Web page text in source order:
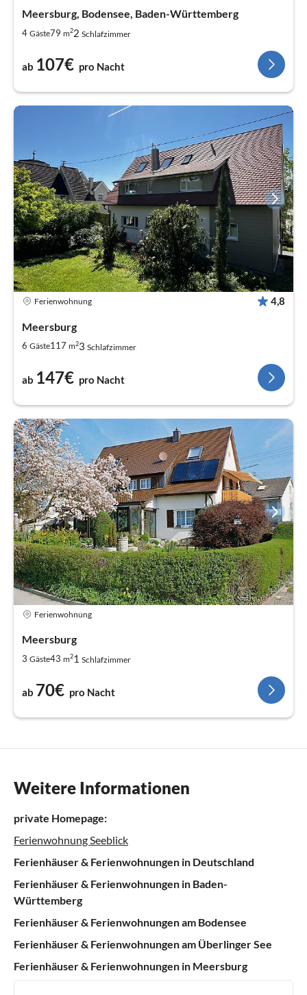
Meersburg, Bodensee, Baden-Württemberg
4 Gäste79 m22 Schlafzimmer
ab 107€ pro Nacht
Ferienwohnung 4,8
Meersburg
6 Gäste117 m23 Schlafzimmer
ab 147€ pro Nacht
Ferienwohnung
Meersburg
3 Gäste43 m21 Schlafzimmer
ab 70€ pro Nacht
Weitere Informationen
private Homepage:
Ferienwohnung Seeblick
Ferienhäuser & Ferienwohnungen in Deutschland
Ferienhäuser & Ferienwohnungen in Baden-
Württemberg
Ferienhäuser & Ferienwohnungen am Bodensee
Ferienhäuser & Ferienwohnungen am Überlinger See
Ferienhäuser & Ferienwohnungen in Meersburg